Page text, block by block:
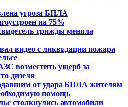
угроза БПЛА
на 75%
трижды меняла
видео с ликвидации пожара
возместить ущерб за
дизеля
от удара БПЛА жителям
помощь
столкнулись автомобили